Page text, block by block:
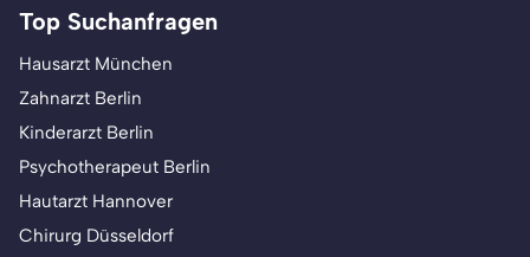
Top Suchanfragen
Hausarzt München
Zahnarzt Berlin
Kinderarzt Berlin
Psychotherapeut Berlin
Hautarzt Hannover
Chirurg Düsseldorf